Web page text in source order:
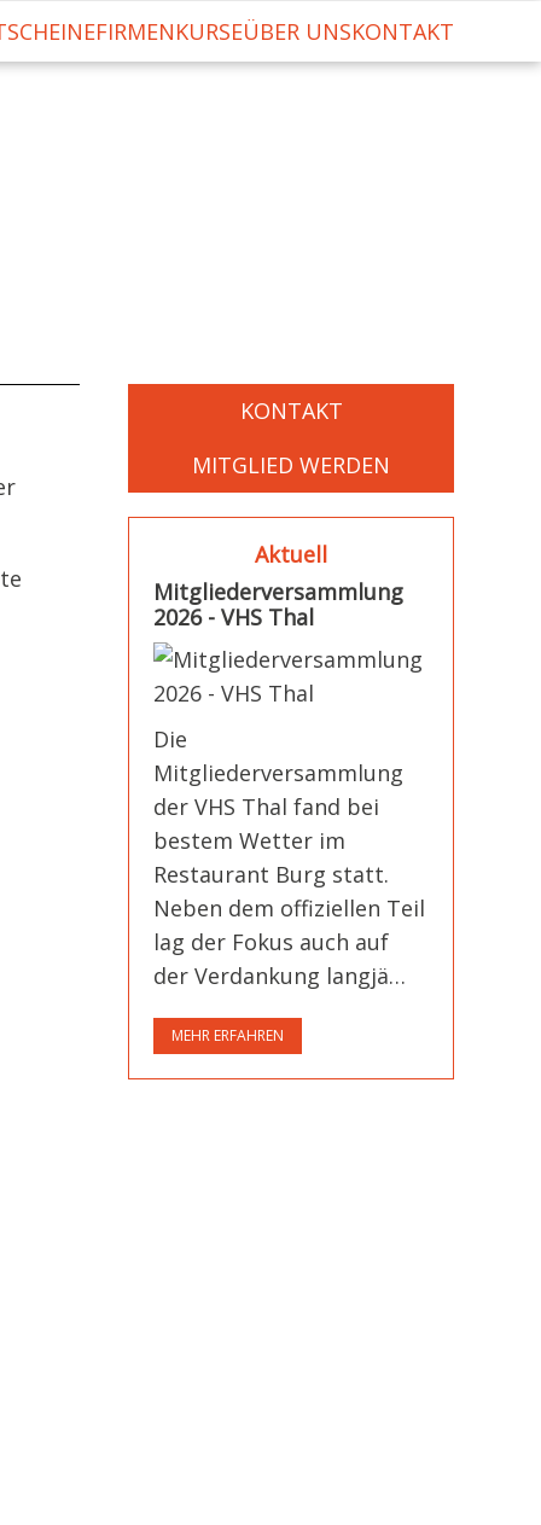
FIRMENKURSEÜBER UNSKONTAKT
KONTAKT
MITGLIED WERDEN
Aktuell
Mitgliederversammlung
2026 - VHS Thal
Die
Mitgliederversammlung
der VHS Thal fand bei
bestem Wetter im
Restaurant Burg statt.
Neben dem offiziellen Teil
lag der Fokus auch auf
der Verdankung langjä…
MEHR ERFAHREN